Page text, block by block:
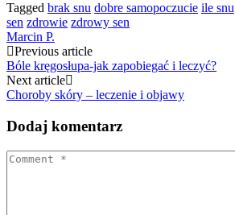
Tagged brak snu dobre samopoczucie ile snu
sen zdrowie zdrowy sen
Marcin P.
Post
navigation
Previous article
Bóle kręgosłupa-jak zapobiegać i leczyć?
Next article
Choroby skóry – leczenie i objawy
Dodaj komentarz